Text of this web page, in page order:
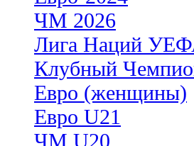
ЧМ 2026
Лига Наций
Клубный
Евро (женщины)
Евро U21
ЧМ U20